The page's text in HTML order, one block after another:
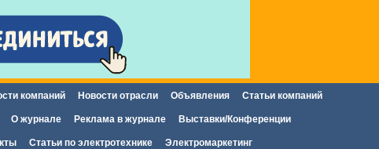
компаний Новости отрасли Объявления Статьи компаний
О журнале Реклама в журнале Выставки/Конференции
Статьи по электротехнике Электромаркетинг